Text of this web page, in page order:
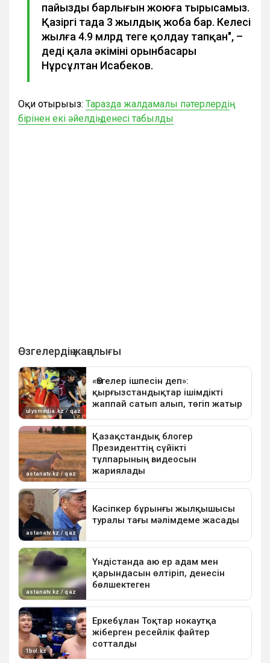
пайыздың барлығын жоюға тырысамыз.
Қазіргі таңда 3 жылдық жоба бар. Келесі
жылға 4.9 млрд теңге қолдау тапқан", –
деді қала әкімінің орынбасары
Нұрсұлтан Исабеков.
Оқи отырыңыз: Таразда жалдамалы пәтерлердің
бірінен екі әйелдің денесі табылды